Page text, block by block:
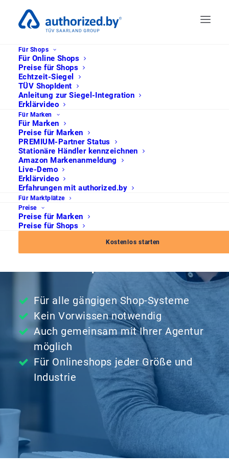
Für Shops
Für Online Shops
Preise für Shops
Echtzeit-Siegel
TÜV ShopIdent
Anleitung zur Siegel-Integration
Erklärvideo
Für Marken
Für Marken
Preise für Marken
PREMIUM-Partner Status
Stationäre Händler kennzeichnen
Amazon Markenanmeldung
Live-Demo
Erklärvideo
Erfahrungen mit authorized.by
Für Marktplätze
Preise
Preise für Marken
Preise für Shops
Kostenlos starten
Ihr persönlicher
Integrationstermin
– in 30 Minuten zum
sichtbaren Siegel!
Nutzen Sie die Möglichkeit zur
kostenfreien 1:1-Begleitung
Für alle gängigen Shop-Systeme
Kein Vorwissen notwendig
Auch gemeinsam mit Ihrer Agentur
möglich
Für Onlineshops jeder Größe und
Industrie